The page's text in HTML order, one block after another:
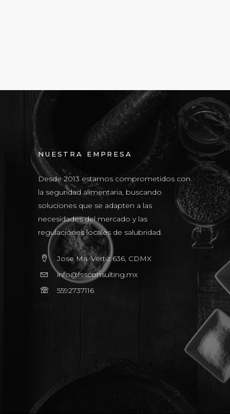
NUESTRA EMPRESA
Desde 2013 estamos comprometidos con
la seguridad alimentaria, buscando
soluciones que se adapten a las
necesidades del mercado y las
regulaciones locales de salubridad.
Jose Ma. Vertiz 636, CDMX
info@fssconsulting.mx
5592737116